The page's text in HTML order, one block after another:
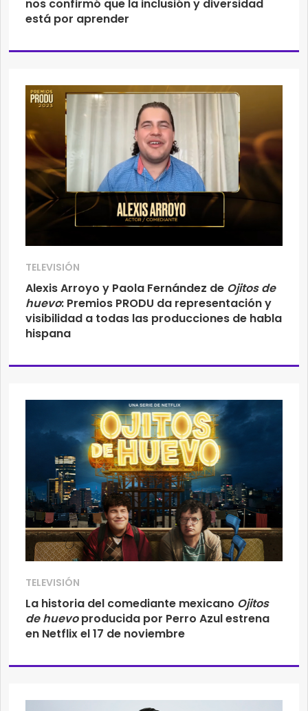
nos confirmó que la inclusión y diversidad
está por aprender
TELEVISIÓN
Alexis Arroyo y Paola Fernández de Ojitos de
huevo: Premios PRODU da representación y
visibilidad a todas las producciones de habla
hispana
TELEVISIÓN
La historia del comediante mexicano Ojitos
de huevoproducida por Perro Azul estrena
en Netflix el 17 de noviembre